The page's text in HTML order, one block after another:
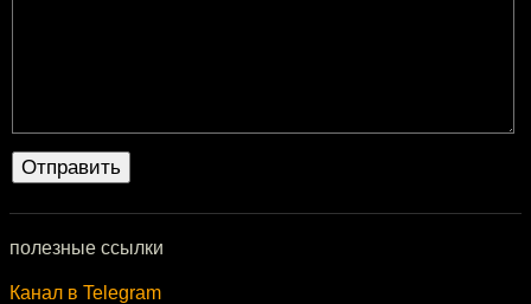
полезные ссылки
Канал в Telegram